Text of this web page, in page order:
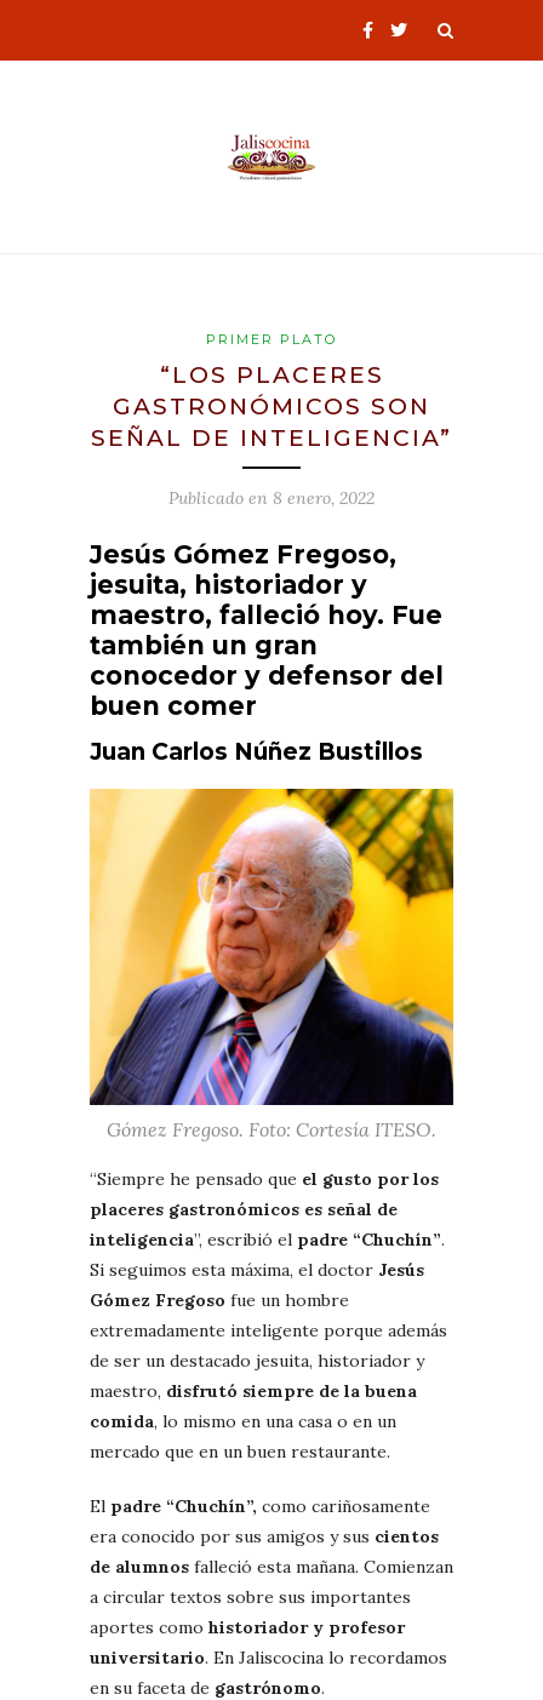
PRIMER PLATO
“LOS PLACERES
GASTRONÓMICOS SON
SEÑAL DE INTELIGENCIA”
Publicado en 8 enero, 2022
Jesús Gómez Fregoso,
jesuita, historiador y
maestro, falleció hoy. Fue
también un gran
conocedor y defensor del
buen comer
Juan Carlos Núñez Bustillos
Gómez Fregoso. Foto: Cortesía ITESO.
“Siempre he pensado que el gusto por los
placeres gastronómicos es señal de
inteligencia”, escribió el padre “Chuchín”.
Si seguimos esta máxima, el doctor Jesús
Gómez Fregoso fue un hombre
extremadamente inteligente porque además
de ser un destacado jesuita, historiador y
maestro, disfrutó siempre de la buena
comida, lo mismo en una casa o en un
mercado que en un buen restaurante.
El padre “Chuchín”, como cariñosamente
era conocido por sus amigos y sus cientos
de alumnos falleció esta mañana. Comienzan
a circular textos sobre sus importantes
aportes como historiador y profesor
universitario. En Jaliscocina lo recordamos
en su faceta de gastrónomo.